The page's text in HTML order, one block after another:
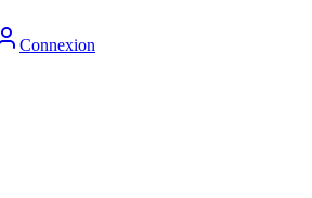
Connexion